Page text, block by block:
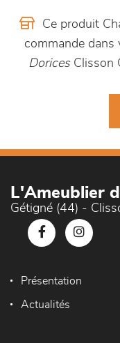
Ce produit
commande dans
DoricesClisson
L'Ameublier
Gétigné (44) -
Présentation
Actualités